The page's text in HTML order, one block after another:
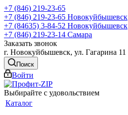
+7 (846) 219-23-65
+7 (846) 219-23-65 Новокуйбышевск
+7 (84635) 3-84-52 Новокуйбышевск
+7 (846) 219-23-14 Самара
Заказать звонок
г. Новокуйбышевск, ул. Гагарина 11
Поиск
Войти
Выбирайте с удовольствием
Каталог